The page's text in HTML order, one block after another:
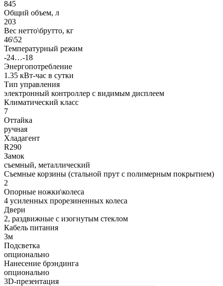
845
Общий объем, л
203
Вес нетто\брутто, кг
46\52
Температурный режим
-24…-18
Энергопотребление
1.35 кВт-час в сутки
Тип управления
электронный контроллер с видимым дисплеем
Климатический класс
7
Оттайка
ручная
Хладагент
R290
Замок
съемный, металлический
Съемные корзины (стальной прут с полимерным покрытием)
2
Опорные ножки\колеса
4 усиленных прорезиненных колеса
Двери
2, раздвижные с изогнутым стеклом
Кабель питания
3м
Подсветка
опционально
Нанесение брэндинга
опционально
3D-презентация